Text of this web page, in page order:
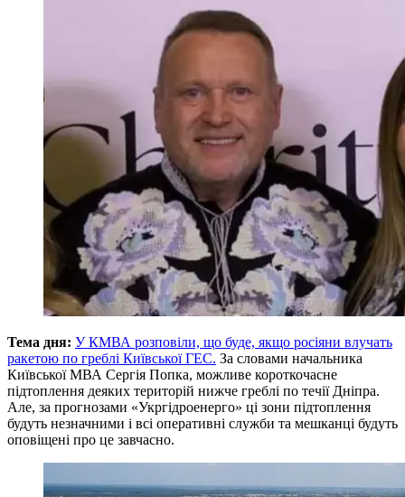
Тема дня: У КМВА розповіли, що буде, якщо росіяни влучать
ракетою по греблі Київської ГЕС. За словами начальника
Київської МВА Сергія Попка, можливе короткочасне
підтоплення деяких територій нижче греблі по течії Дніпра.
Але, за прогнозами «Укргідроенерго» ці зони підтоплення
будуть незначними і всі оперативні служби та мешканці будуть
оповіщені про це завчасно.